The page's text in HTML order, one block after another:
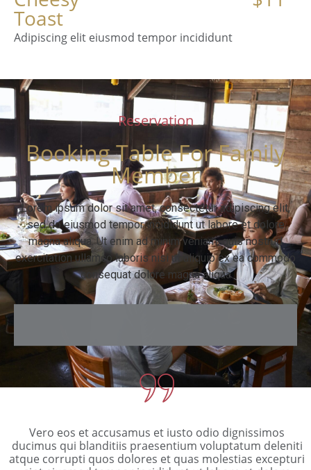
Toast
Adipiscing elit eiusmod tempor incididunt
Reservation
Booking Table For Family
Member
Lorem ipsum dolor sit amet, consectetur adipiscing elit,
sed do eiusmod tempor incididunt ut labore et dolore
magna aliqua. Ut enim ad minim veniam, quis nostrud
exercitation ullamco laboris nisi ut aliquip ex ea commodo
consequat dolore magna aliqua
Vero eos et accusamus et iusto odio dignissimos
ducimus qui blanditiis praesentium voluptatum deleniti
atque corrupti quos dolores et quas molestias excepturi